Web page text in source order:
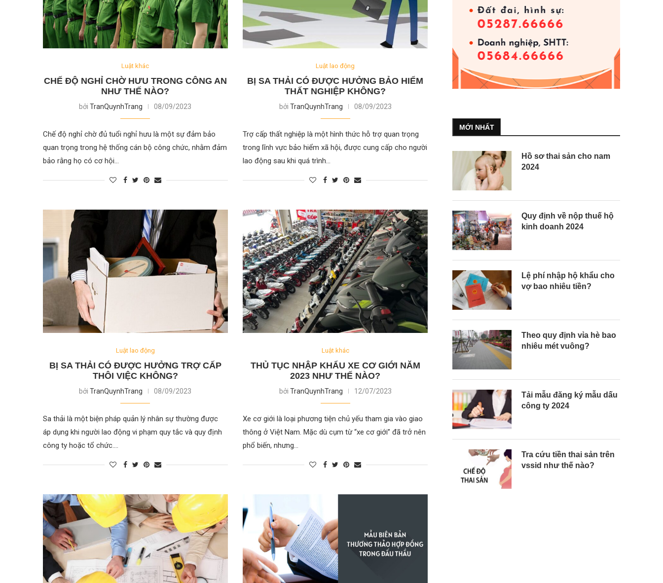
Luật khác
CHẾ ĐỘ NGHỈ CHỜ HƯU TRONG CÔNG AN
NHƯ THẾ NÀO?
bởiTranQuynhTrang 08/09/2023
Chế độ nghỉ chờ đủ tuổi nghỉ hưu là một sự đảm bảo
quan trọng trong hệ thống cán bộ công chức, nhằm đảm
bảo rằng họ có cơ hội…
Luật lao động
BỊ SA THẢI CÓ ĐƯỢC HƯỞNG BẢO HIỂM
THẤT NGHIỆP KHÔNG?
bởi TranQuynhTrang 08/09/2023
Trợ cấp thất nghiệp là một hình thức hỗ trợ quan trọng
trong lĩnh vực bảo hiểm xã hội, được cung cấp cho người
lao động sau khi quá trình…
Luật lao động
BỊ SA THẢI CÓ ĐƯỢC HƯỞNG TRỢ CẤP
THÔI VIỆC KHÔNG?
bởiTranQuynhTrang 08/09/2023
Sa thải là một biện pháp quản lý nhân sự thường được
áp dụng khi người lao động vi phạm quy tắc và quy định
công ty hoặc tổ chức.…
Luật khác
THỦ TỤC NHẬP KHẨU XE CƠ GIỚI NĂM
2023 NHƯ THẾ NÀO?
bởi TranQuynhTrang 12/07/2023
Xe cơ giới là loại phương tiện chủ yếu tham gia vào giao
thông ở Việt Nam. Mặc dù cụm từ “xe cơ giới” đã trở nên
phổ biến, nhưng…
MỚI NHẤT
Hồ sơ thai sản cho nam
2024
Quy định về nộp thuế hộ
kinh doanh 2024
Lệ phí nhập hộ khẩu cho
vợ bao nhiêu tiền?
Theo quy định vỉa hè bao
nhiêu mét vuông?
Tải mẫu đăng ký mẫu dấu
công ty 2024
Tra cứu tiền thai sản trên
vssid như thế nào?